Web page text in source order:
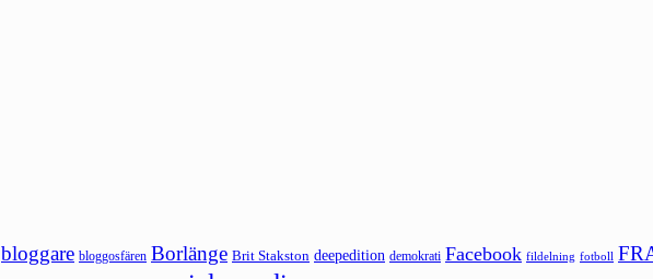
bloggare bloggosfären Borlänge Brit Stakston deepedition demokrati Facebook fildelning fotboll